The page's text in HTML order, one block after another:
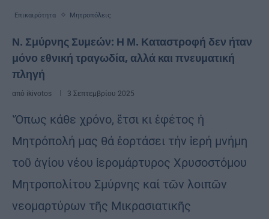
Επικαιρότητα Μητροπόλεις
Ν. Σμύρνης Συμεών: Η Μ. Καταστροφή δεν ήταν
μόνο εθνική τραγωδία, αλλά και πνευματική
πληγή
από ikivotos 3 Σεπτεμβρίου 2025
Ὅπως κάθε χρόνο, ἔτσι κι ἐφέτος ἡ
Μητρόπολή μας θά ἑορτάσει τήν ἱερή μνήμη
τοῦ ἁγίου νέου ἱερομάρτυρος Χρυσοστόμου
Μητροπολίτου Σμύρνης καί τῶν λοιπῶν
νεομαρτύρων τῆς Μικρασιατικῆς